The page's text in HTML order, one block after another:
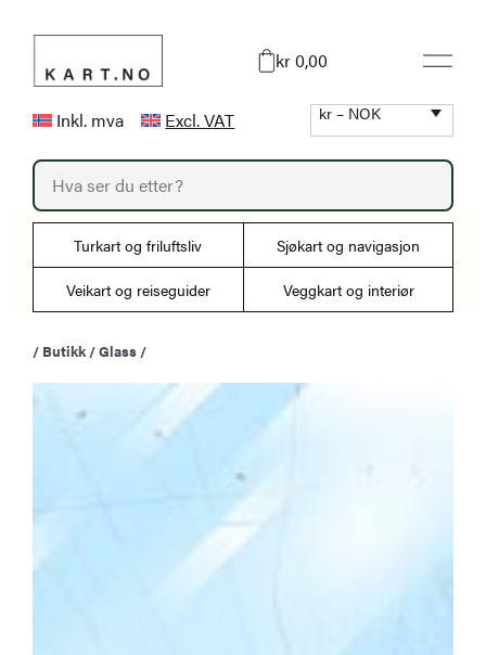
innhold
kr 0,00
Inkl. mva Excl. VAT kr – NOK
P
o
d
t
r
Turkart og friluftsliv Sjøkart og navigasjon
Veikart og reiseguider Veggkart og interiør
/ Butikk /Glass /